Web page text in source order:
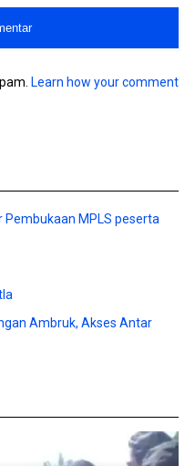
Learn how your comment
Pembukaan MPLS peserta
Ambruk, Akses Antar